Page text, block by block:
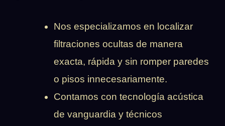
Nos especializamos en localizar
filtraciones ocultas de manera
exacta, rápida y sin romper paredes
o pisos innecesariamente.
Contamos con tecnología acústica
de vanguardia y técnicos